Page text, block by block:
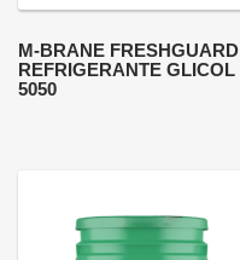
M-BRANE FRESHGUARD
REFRIGERANTE GLICOL
5050